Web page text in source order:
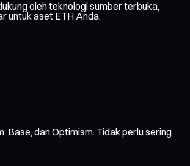
oleh teknologi sumber terbuka,
untuk aset ETH Anda.
Base, dan Optimism. Tidak perlu sering